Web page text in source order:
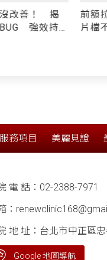
前額拉皮&提眉
片檔不住風吹的"
務項目 美麗見證
電 話： 02-2388-7971
：
地 址：台北市中正區
Google 地圖導航